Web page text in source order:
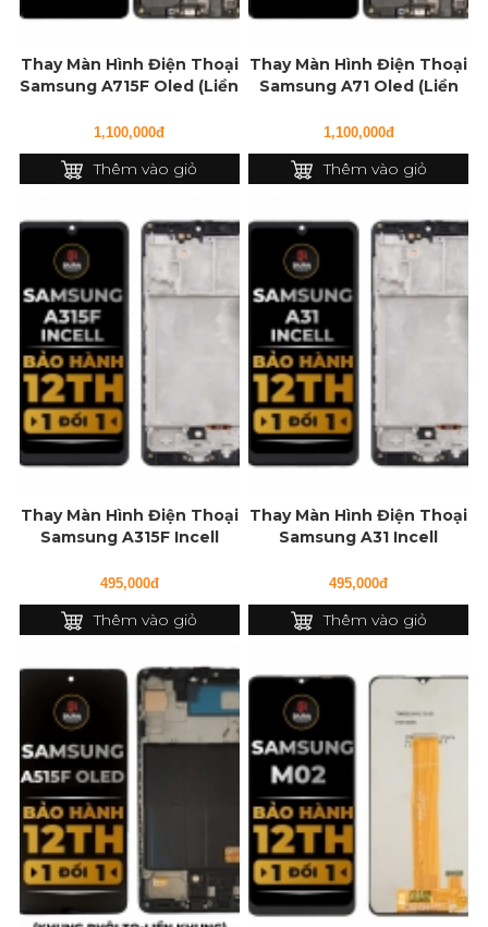
Thay Màn Hình Điện Thoại
Samsung A715F Oled (Liền
1,100,000đ
Thêm vào giỏ
Thay Màn Hình Điện Thoại
Samsung A71 Oled (Liền
1,100,000đ
Thêm vào giỏ
Thay Màn Hình Điện Thoại
Samsung A315F Incell
495,000đ
Thêm vào giỏ
Thay Màn Hình Điện Thoại
Samsung A31 Incell
495,000đ
Thêm vào giỏ